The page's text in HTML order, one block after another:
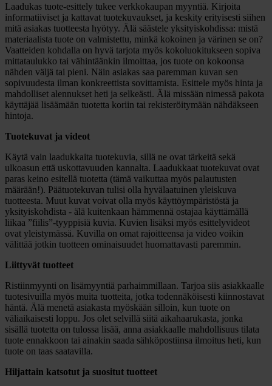
Laadukas tuote-esittely tukee verkkokaupan myyntiä. Kirjoita
informatiiviset ja kattavat tuotekuvaukset, ja keskity erityisesti siihen
mitä asiakas tuotteesta hyötyy. Älä säästele yksityiskohdissa: mistä
materiaalista tuote on valmistettu, minkä kokoinen ja värinen se on?
Vaatteiden kohdalla on hyvä tarjota myös kokoluokitukseen sopiva
mittataulukko tai vähintäänkin ilmoittaa, jos tuote on kokoonsa
nähden väljä tai pieni. Näin asiakas saa paremman kuvan sen
sopivuudesta ilman konkreettista sovittamista. Esittele myös hinta ja
mahdolliset alennukset heti ja selkeästi. Älä missään nimessä pakota
käyttäjää lisäämään tuotetta koriin tai rekisteröitymään nähdäkseen
hintoja.
Tuotekuvat ja videot
Käytä vain laadukkaita tuotekuvia, sillä ne ovat tärkeitä sekä
ulkoasun että uskottavuuden kannalta. Laadukkaat tuotekuvat ovat
paras keino esitellä tuotetta (tämä vaikuttaa myös palautusten
määrään!). Päätuotekuvan tulisi olla hyvälaatuinen yleiskuva
tuotteesta. Muut kuvat voivat olla myös käyttöympäristöstä ja
yksityiskohdista - älä kuitenkaan hämmennä ostajaa käyttämällä
liikaa ”fiilis”-tyyppisiä kuvia. Kuvien lisäksi myös esittelyvideot
ovat yleistymässä. Kuvilla on omat rajoitteensa ja video voikin
välittää jotkin tuotteen ominaisuudet huomattavasti paremmin.
Liittyvät tuotteet
Ristiinmyynti on lisämyyntiä parhaimmillaan. Tarjoa siis asiakkaalle
tuotesivuilla myös muita tuotteita, jotka todennäköisesti kiinnostavat
häntä. Älä menetä asiakasta myöskään silloin, kun tuote on
väliaikaisesti loppu. Jos olet selvillä siitä aikahaarukasta, jonka
sisällä tuotetta on tulossa lisää, anna asiakkaalle mahdollisuus tilata
tuote ennakkoon tai ainakin saada sähköpostiinsa ilmoitus heti, kun
tuote on taas saatavilla.
Hiljattain katsotut ja suositut tuotteet